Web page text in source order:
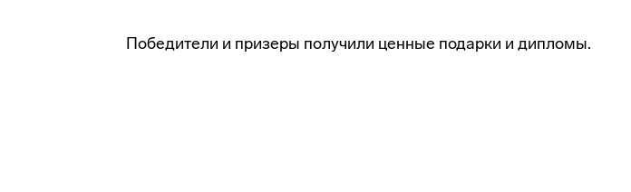
Победители и призеры получили ценные подарки и дипломы.